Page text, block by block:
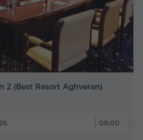
2 (Best Resort Aghveran)
09:00